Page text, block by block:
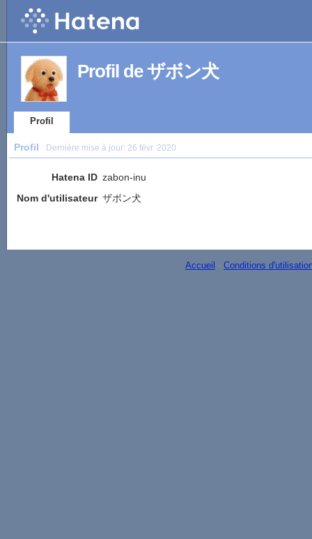
Profil de ザボン犬
Profil
Profil Dernière mise à jour: 26 févr. 2020
Hatena ID zabon-inu
Nom d'utilisateur ザボン犬
Accueil - Conditions